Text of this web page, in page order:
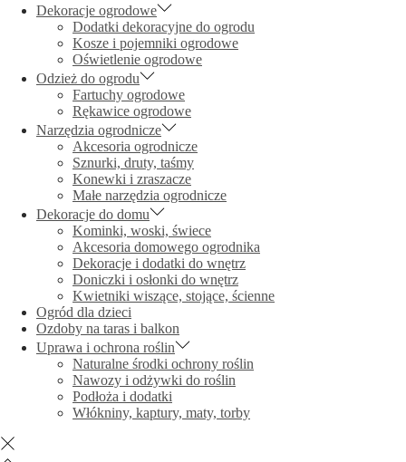
Dekoracje ogrodowe
Dodatki dekoracyjne do ogrodu
Kosze i pojemniki ogrodowe
Oświetlenie ogrodowe
Odzież do ogrodu
Fartuchy ogrodowe
Rękawice ogrodowe
Narzędzia ogrodnicze
Akcesoria ogrodnicze
Sznurki, druty, taśmy
Konewki i zraszacze
Małe narzędzia ogrodnicze
Dekoracje do domu
Kominki, woski, świece
Akcesoria domowego ogrodnika
Dekoracje i dodatki do wnętrz
Doniczki i osłonki do wnętrz
Kwietniki wiszące, stojące, ścienne
Ogród dla dzieci
Ozdoby na taras i balkon
Uprawa i ochrona roślin
Naturalne środki ochrony roślin
Nawozy i odżywki do roślin
Podłoża i dodatki
Włókniny, kaptury, maty, torby